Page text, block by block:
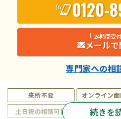
来所不要 オンライン
土日祝の相談可能
19時以降電
続きを
0120-
24時間受
メール
専門家への相